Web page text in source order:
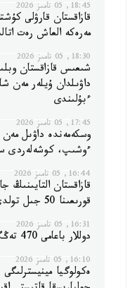
18:45, 05 تامىز 2026
قازاقستان قارۋلى
مەرەكە العاش رەت
18:30, 05 تامىز 2026
شىعىس قازاقستان
داۋىلدان ۇيلەر مەن
ءبۇلىندى
17:45, 05 تامىز 2026
وسكەمەندە داۋىل
ءوشىپ، كوشەلەردى
16:44, 05 تامىز 2026
قازاقستان التايىنىڭ
قورىعىنا 50 جىل تولدى
16:31, 05 تامىز 2026
دوللار باعامى 470 تەڭگەدەن تومەن ءتۇستى
16:10, 05 تامىز 2026
ەكولوگيا